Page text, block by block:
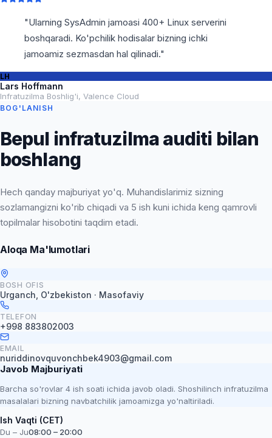
"Ularning SysAdmin jamoasi 400+ Linux serverini
boshqaradi. Ko'pchilik hodisalar bizning ichki
jamoamiz sezmasdan hal qilinadi."
LH
Lars Hoffmann
Infratuzilma Boshlig'i, Valence Cloud
BOG'LANISH
Bepul infratuzilma auditi bilan
boshlang
Hech qanday majburiyat yo'q. Muhandislarimiz sizning
sozlamangizni ko'rib chiqadi va 5 ish kuni ichida keng qamrovli
topilmalar hisobotini taqdim etadi.
Aloqa Ma'lumotlari
BOSH OFIS
Urganch, O'zbekiston · Masofaviy
TELEFON
+998 883802003
EMAIL
nuriddinovquvonchbek4903@gmail.com
Javob Majburiyati
Barcha so'rovlar 4 ish soati ichida javob oladi. Shoshilinch infratuzilma
masalalari bizning navbatchilik jamoamizga yo'naltiriladi.
Ish Vaqti (CET)
Du – Ju08:00 – 20:00